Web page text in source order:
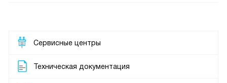
Сервисные центры
Техническая документация